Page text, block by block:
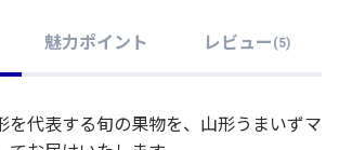
魅力ポイント レビュー (5)
を代表する旬の果物を、山形うまいずマ